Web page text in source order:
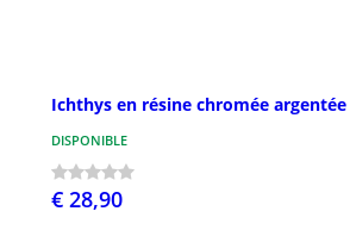
Ichthys en résine chromée
DISPONIBLE
€ 28,90